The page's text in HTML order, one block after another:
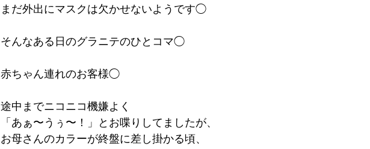
まだ外出にマスクは欠かせないようです◯
そんなある日のグラニテのひとコマ◯
赤ちゃん連れのお客様◯
途中までニコニコ機嫌よく
「あぁ〜うぅ〜！」とお喋りしてましたが、
お母さんのカラーが終盤に差し掛かる頃、